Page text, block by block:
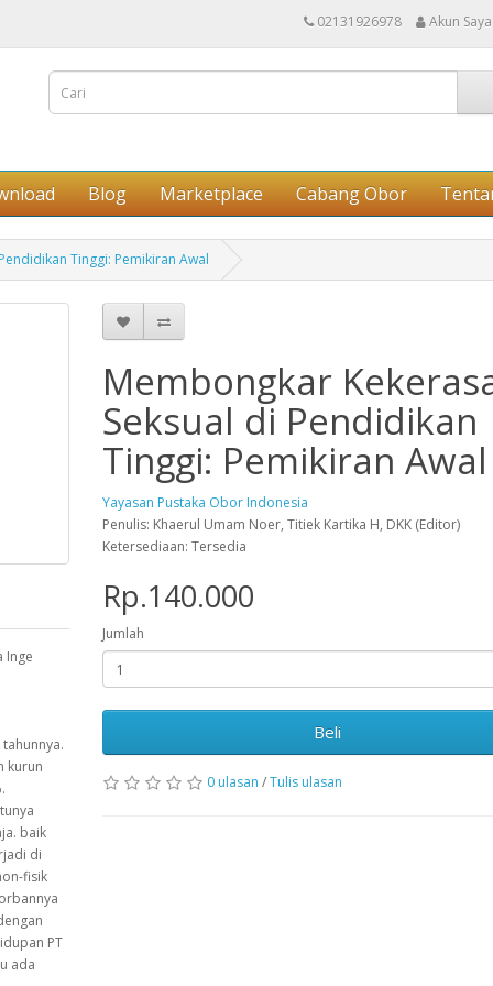
02131926978 Akun Saya
Blog Marketplace Cabang Obor
Tinggi: Pemikiran Awal
Inge
kurun
baik
di
fisik
PT
ada
Membongkar
Seksual di Pendidikan
Tinggi: Pemikiran Awal
Yayasan Pustaka Obor Indonesia
Penulis: Khaerul Umam Noer, Titiek Kartika H, DKK (Editor)
Ketersediaan: Tersedia
Rp.140.000
Jumlah
Beli
0 ulasan /Tulis ulasan